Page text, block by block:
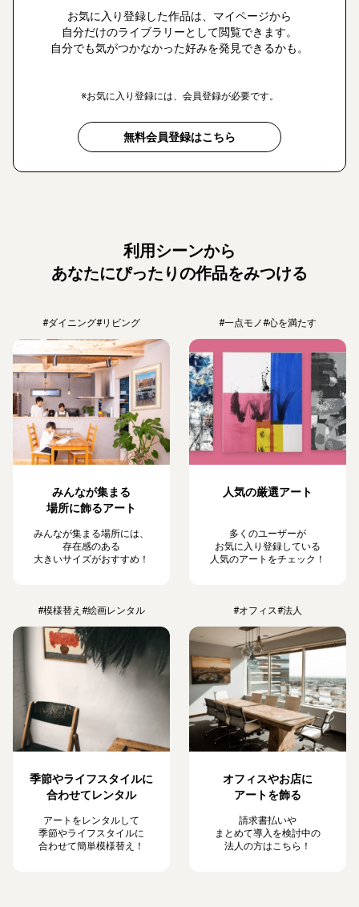
お気に入り登録した作品は、マイページから
自分だけのライブラリーとして閲覧できます。
自分でも気がつかなかった好みを発見できるかも。
※お気に入り登録には、会員登録が必要です。
無料会員登録はこちら
利用シーンから
あなたにぴったりの作品をみつける
#ダイニング#リビング
みんなが集まる
場所に飾るアート
みんなが集まる場所には、
存在感のある
大きいサイズがおすすめ！
#一点モノ#心を満たす
人気の厳選アート
多くのユーザーが
お気に入り登録している
人気のアートをチェック！
#模様替え #絵画レンタル
季節やライフスタイルに
合わせてレンタル
アートをレンタルして
季節やライフスタイルに
合わせて簡単模様替え！
#オフィス#法人
オフィスやお店に
アートを飾る
請求書払いや
まとめて導入を検討中の
法人の方はこちら！